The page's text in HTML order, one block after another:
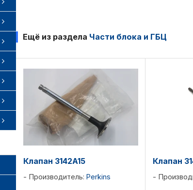
Ещё из раздела Части блока и ГБЦ
Клапан 3142A15
Производитель: Perkins
Клапан